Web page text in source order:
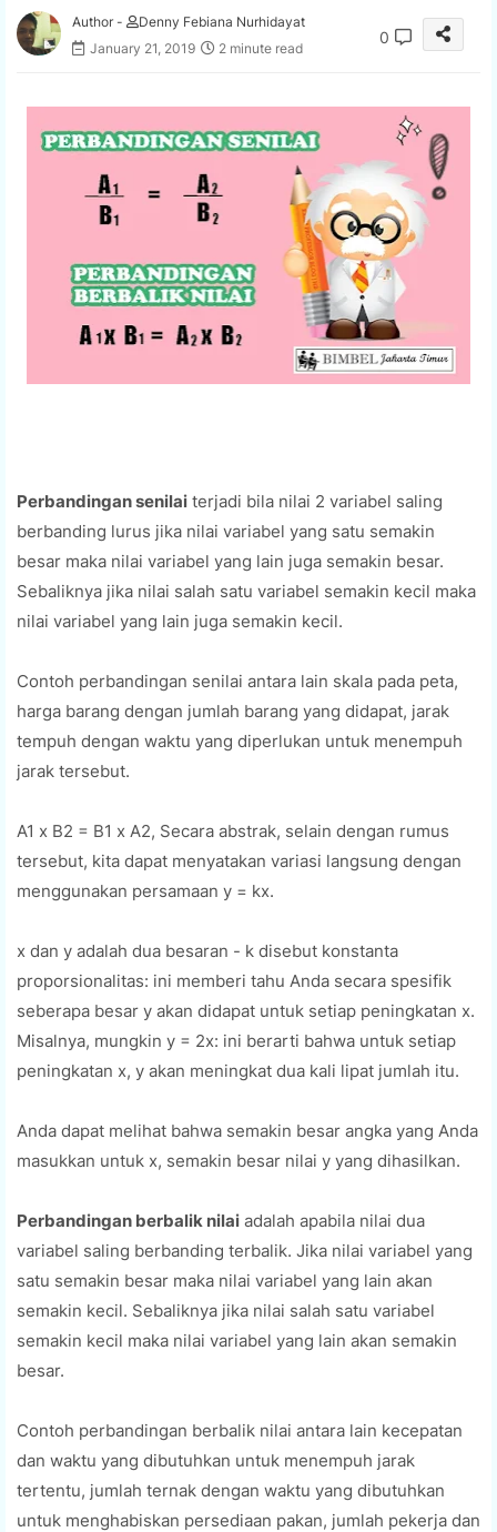
Author -
Denny Febiana Nurhidayat
January 21, 2019
2 minute read
0
Perbandingan senilai terjadi bila nilai 2 variabel saling
berbanding lurus jika nilai variabel yang satu semakin
besar maka nilai variabel yang lain juga semakin besar.
Sebaliknya jika nilai salah satu variabel semakin kecil maka
nilai variabel yang lain juga semakin kecil.
Contoh perbandingan senilai antara lain skala pada peta,
harga barang dengan jumlah barang yang didapat, jarak
tempuh dengan waktu yang diperlukan untuk menempuh
jarak tersebut.
A1 x B2 = B1 x A2, Secara abstrak, selain dengan rumus
tersebut, kita dapat menyatakan variasi langsung dengan
menggunakan persamaan y = kx.
x dan y adalah dua besaran - k disebut konstanta
proporsionalitas: ini memberi tahu Anda secara spesifik
seberapa besar y akan didapat untuk setiap peningkatan x.
Misalnya, mungkin y = 2x: ini berarti bahwa untuk setiap
peningkatan x, y akan meningkat dua kali lipat jumlah itu.
Anda dapat melihat bahwa semakin besar angka yang Anda
masukkan untuk x, semakin besar nilai y yang dihasilkan.
Perbandingan berbalik nilai adalah apabila nilai dua
variabel saling berbanding terbalik. Jika nilai variabel yang
satu semakin besar maka nilai variabel yang lain akan
semakin kecil. Sebaliknya jika nilai salah satu variabel
semakin kecil maka nilai variabel yang lain akan semakin
besar.
Contoh perbandingan berbalik nilai antara lain kecepatan
dan waktu yang dibutuhkan untuk menempuh jarak
tertentu, jumlah ternak dengan waktu yang dibutuhkan
untuk menghabiskan persediaan pakan, jumlah pekerja dan